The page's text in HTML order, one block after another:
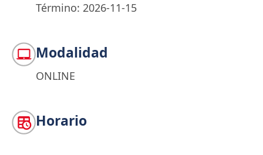
Término: 2026-11-15
Modalidad
ONLINE
Horario